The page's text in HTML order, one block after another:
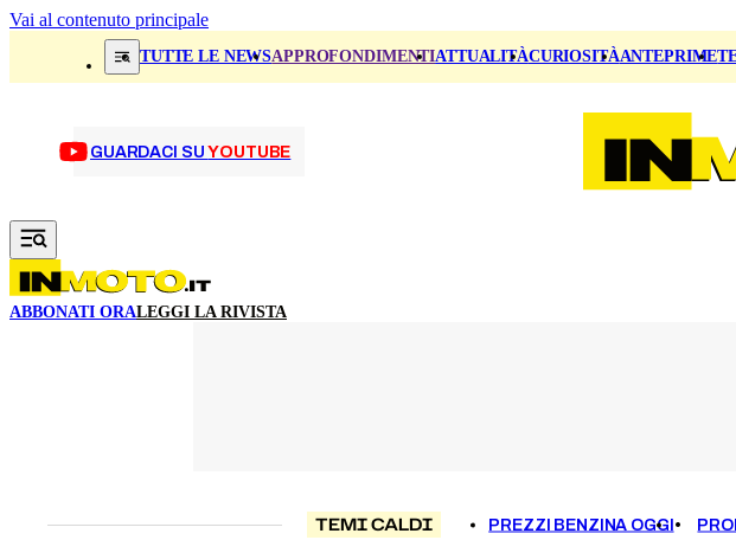
Vai al contenuto principale
TUTTE LE NEWSAPPROFONDIMENTIATTUALITÀCURIOSITÀANTEPRIME
GUARDACI SUYOUTUBE
ABBONATI ORALEGGI LA RIVISTA
TEMI CALDI PREZZI BENZINA OGGI